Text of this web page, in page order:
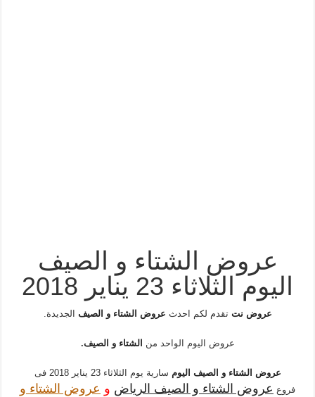
عروض الشتاء و الصيف
اليوم الثلاثاء 23 يناير 2018
عروض نتتقدم لكم احدث عروض الشتاء و الصيفالجديدة.
عروض اليوم الواحد من الشتاء و الصيف.
عروض الشتاء و الصيف اليوم
سارية يوم الثلاثاء 23 يناير 2018 فى
فروع عروض الشتاء و الصيف الرياضو عروض الشتاء و